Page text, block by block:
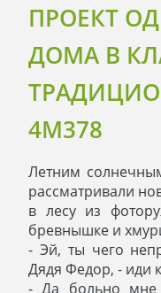
ПРОЕКТ
ДОМА В
4M378
Летним
рассматривали
в лесу из
бревнышке и
- Эй, ты чего
Дядя Федор, - иди
- Да больно мне